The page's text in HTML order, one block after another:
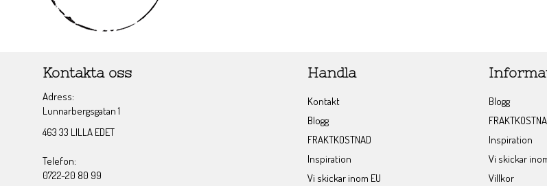
Kontakta oss
Adress:
Lunnarbergsgatan 1
463 33 LILLA EDET
Telefon:
0722-20 80 99
Handla
Kontakt
Blogg
FRAKTKOSTNAD
Inspiration
Vi skickar inom EU
Blogg
Inspiration
Vi skickar
Villkor